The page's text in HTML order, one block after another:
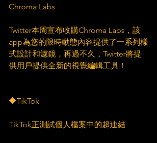
Chroma Labs
Twitter本周宣布收購Chroma Labs，該
app為您的限時動態內容提供了一系列樣
式設計和濾鏡，再過不久，Twitter將提
供用戶提供全新的視覺編輯工具！
🔷TikTok
TikTok正測試個人檔案中的超連結